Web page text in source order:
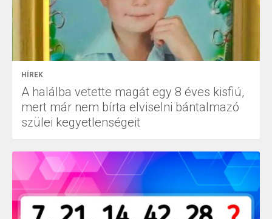
HÍREK
A halálba vetette magát egy 8 éves kisfiú,
mert már nem bírta elviselni bántalmazó
szülei kegyetlenségeit